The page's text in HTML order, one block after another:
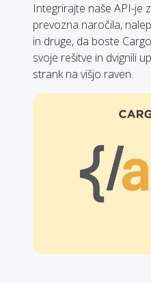
Integrirajte naše API-je
prevozna naročila,
in druge, da boste
svoje rešitve in dvignili
strank na višjo raven.